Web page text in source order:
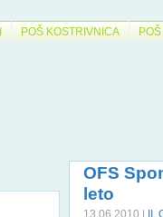
POŠ KOSTRIVNICA
OFS
leto
13.06.2010 |